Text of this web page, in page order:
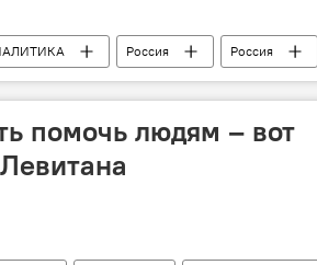
Россия Россия
ЗРК С-300
помочь людям – вот